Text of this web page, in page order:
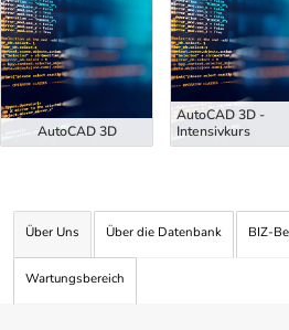
AutoCAD 3D
AutoCAD 3D -
Intensivkurs
Über Uns Über die Datenbank BIZ-
Wartungsbereich